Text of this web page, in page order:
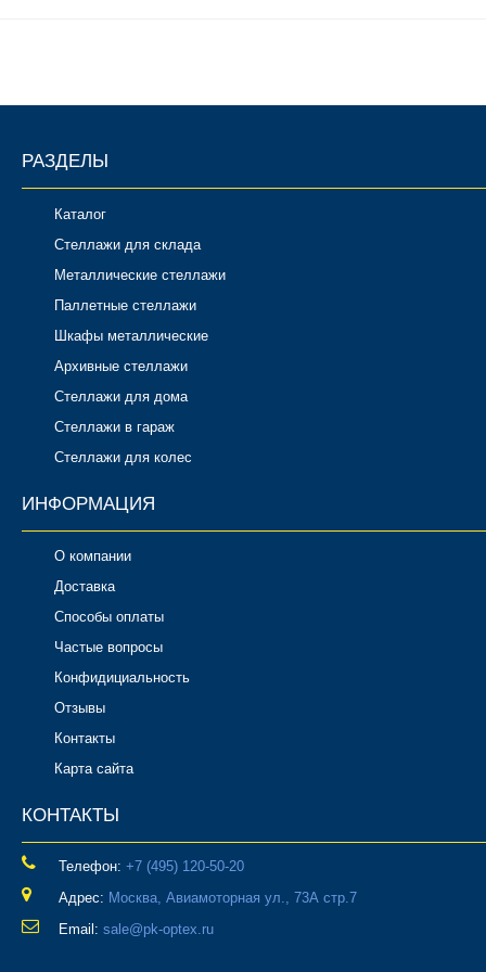
РАЗДЕЛЫ
Каталог
Стеллажи для склада
Металлические стеллажи
Паллетные стеллажи
Шкафы металлические
Архивные стеллажи
Стеллажи для дома
Стеллажи в гараж
Стеллажи для колес
ИНФОРМАЦИЯ
О компании
Доставка
Способы оплаты
Частые вопросы
Конфидициальность
Отзывы
Контакты
Карта сайта
КОНТАКТЫ
Телефон: ‎+7 (495) 120-50-20
Адрес: Москва, Авиамоторная ул., 73А стр.7
Email: sale@pk-optex.ru